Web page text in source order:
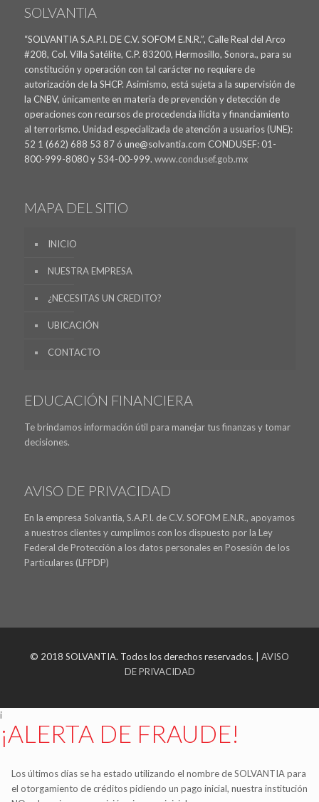
SOLVANTIA
“SOLVANTIA S.A.P.I. DE C.V. SOFOM E.N.R.”, Calle Real del Arco
#208, Col. Villa Satélite, C.P. 83200, Hermosillo, Sonora., para su
constitución y operación con tal carácter no requiere de
autorización de la SHCP. Asimismo, está sujeta a la supervisión de
la CNBV, únicamente en materia de prevención y detección de
operaciones con recursos de procedencia ilícita y financiamiento
al terrorismo. Unidad especializada de atención a usuarios (UNE):
52 1 (662) 688 53 87 ó une@solvantia.com CONDUSEF: 01-
800-999-8080 y 534-00-999. www.condusef.gob.mx
MAPA DEL SITIO
INICIO
NUESTRA EMPRESA
¿NECESITAS UN CREDITO?
UBICACIÓN
CONTACTO
EDUCACIÓN FINANCIERA
Te brindamos información útil para manejar tus finanzas y tomar
decisiones.
AVISO DE PRIVACIDAD
En la empresa Solvantia, S.A.P.I. de C.V. SOFOM E.N.R., apoyamos
a nuestros clientes y cumplimos con los dispuesto por la Ley
Federal de Protección a los datos personales en Posesión de los
Particulares (LFPDP)
© 2018 SOLVANTIA. Todos los derechos reservados. | AVISO
DE PRIVACIDAD
i
¡ALERTA DE FRAUDE!
Los últimos días se ha estado utilizando el nombre de SOLVANTIA para
el otorgamiento de créditos pidiendo un pago inicial, nuestra institución